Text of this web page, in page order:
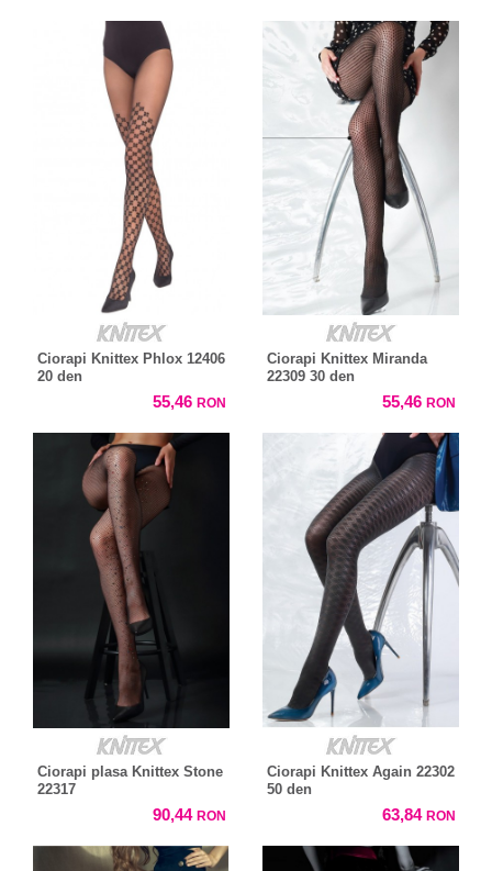
Ciorapi Knittex Phlox 12406
20 den
55,46 RON
Ciorapi Knittex Miranda
22309 30 den
55,46 RON
Ciorapi plasa Knittex Stone
22317
90,44 RON
Ciorapi Knittex Again 22302
50 den
63,84 RON